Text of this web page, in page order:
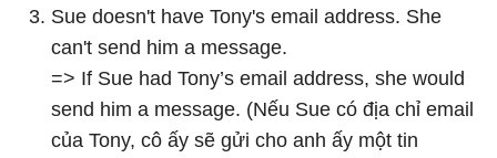
Sue doesn't have Tony's email address. She
can't send him a message.
=> If Sue had Tony’s email address, she would
send him a message. (Nếu Sue có địa chỉ email
của Tony, cô ấy sẽ gửi cho anh ấy một tin